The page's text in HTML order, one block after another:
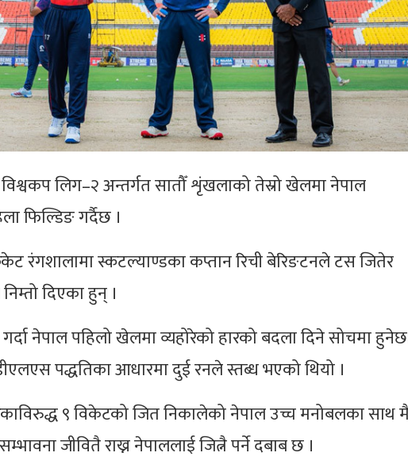
लिग–२ अन्तर्गत सातौँ शृंखलाको तेस्रो खेलमा नेपाल
फिल्डिङ गर्दैछ ।
रंगशालामा स्कटल्याण्डका कप्तान रिची बेरिङटनले टस जितेर
दिएका हुन् ।
नेपाल पहिलो खेलमा व्यहोरेको हारको बदला दिने सोचमा
पद्धतिका आधारमा दुई रनले स्तब्ध भएको थियो ।
९ विकेटको जित निकालेको नेपाल उच्च मनोबलका साथ
जीवितै राख्न नेपाललाई जित्नै पर्ने दबाब छ ।